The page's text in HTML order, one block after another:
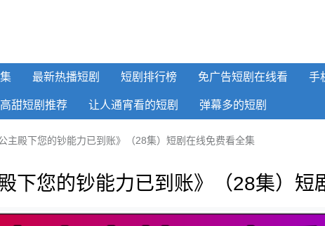
最新热播短剧 短剧排行榜 免广告短剧在线看 手
高甜短剧推荐 让人通宵看的短剧 弹幕多的短剧
公主殿下您的钞能力已到账》（28集）短剧在线免费看全集
殿下您的钞能力已到账》（28集）短